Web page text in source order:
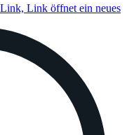
Link öffnet ein neues